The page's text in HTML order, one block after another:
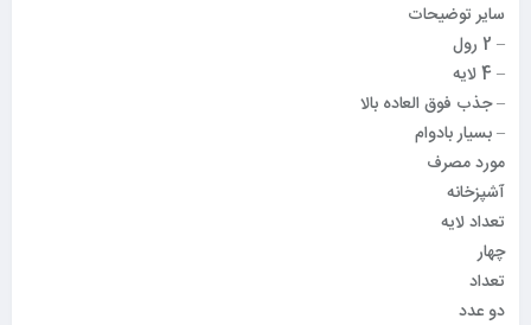
سایر توضیحات
– 2 رول
– 4 لایه
– جذب فوق العاده بالا
– بسیار بادوام
مورد مصرف
آشپزخانه
تعداد لایه
چهار
تعداد
دو عدد